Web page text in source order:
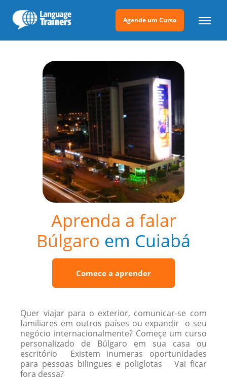
Agende um Curso
Aprenda a falar
Búlgaro em Cuiabá
Comece a aprender
Quer viajar para o exterior, comunicar-se com
familiares em outros países ou expandir o seu
negócio internacionalmente? Começe um curso
personalizado de Búlgaro em sua casa ou
escritório Existem inumeras oportunidades
para pessoas bilingues e poliglotas Vai ficar
fora dessa?